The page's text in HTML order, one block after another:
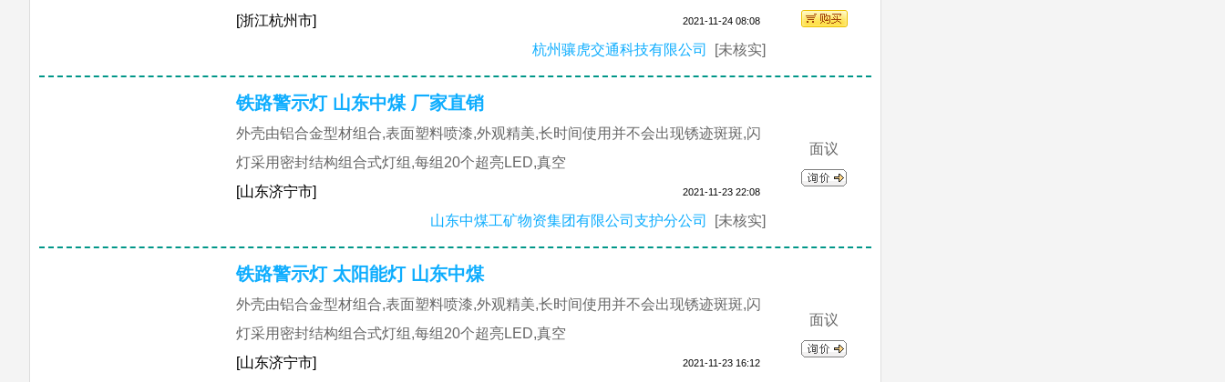
2021-11-24 08:08
[浙江杭州市]
杭州骧虎交通科技有限公司
[未核实]
铁路警示灯 山东中煤 厂家直销
外壳由铝合金型材组合,表面塑料喷漆,外观精美,长时间使用并不会出现锈迹斑斑,闪
灯采用密封结构组合式灯组,每组20个超亮LED,真空
2021-11-23 22:08
[山东济宁市]
山东中煤工矿物资集团有限公司支护分公司
[未核实]
面议
铁路警示灯 太阳能灯 山东中煤
外壳由铝合金型材组合,表面塑料喷漆,外观精美,长时间使用并不会出现锈迹斑斑,闪
灯采用密封结构组合式灯组,每组20个超亮LED,真空
2021-11-23 16:12
[山东济宁市]
面议